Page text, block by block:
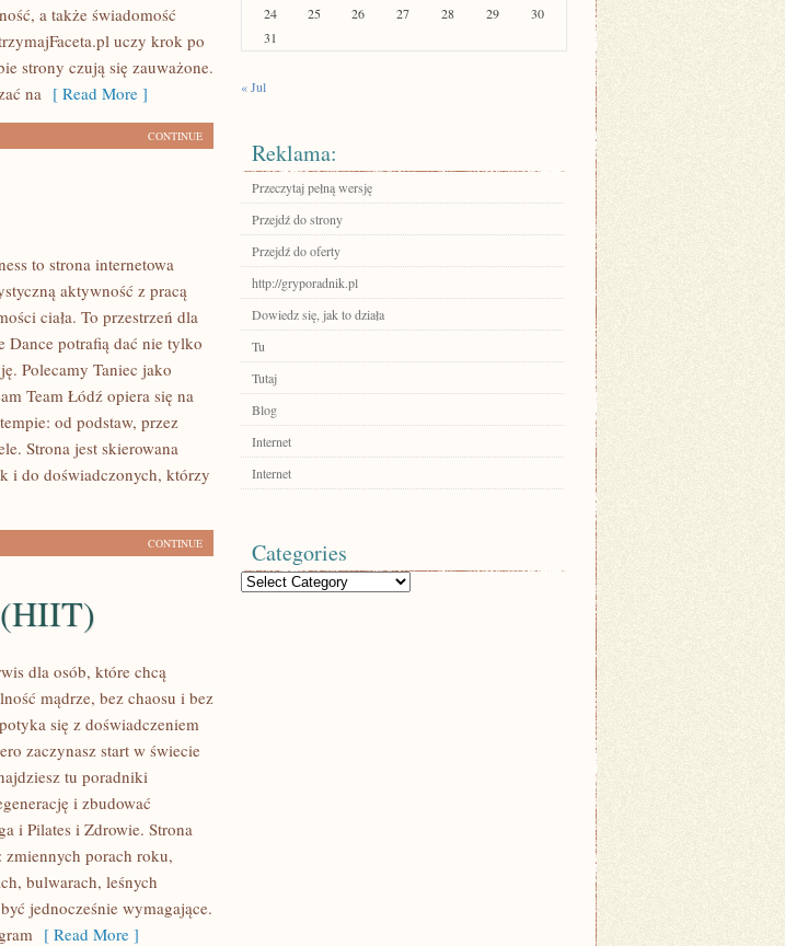
a także świadomość
uczy krok po
strony czują się zauważone.
na [ Read More ]
CONTINUE
to strona internetowa
aktywność z pracą
ciała. To przestrzeń dla
Dance potrafią dać nie tylko
Polecamy Taniec jako
Team Łódź opiera się na
od podstaw, przez
Strona jest skierowana
i do doświadczonych, którzy
CONTINUE
dla osób, które chcą
mądrze, bez chaosu i bez
się z doświadczeniem
zaczynasz start w świecie
tu poradniki
i zbudować
i Pilates i Zdrowie. Strona
zmiennych porach roku,
bulwarach, leśnych
jednocześnie wymagające.
[ Read More ]
24
25 26 27 28 29
30
31
« Jul
Reklama:
Przeczytaj pełną wersję
Przejdź do strony
Przejdź do oferty
http://gryporadnik.pl
Dowiedz się, jak to działa
Tu
Tutaj
Blog
Internet
Internet
Categories
Categories